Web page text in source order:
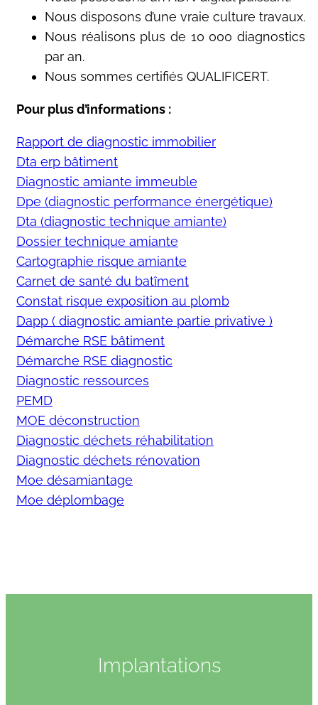
Nous disposons d’une vraie culture travaux.
Nous réalisons plus de 10 000 diagnostics
par an.
Nous sommes certifiés QUALIFICERT.
Pour plus d’informations :
Rapport de diagnostic immobilier
Dta erp bâtiment
Diagnostic amiante immeuble
Dpe (diagnostic performance énergétique)
Dta (diagnostic technique amiante)
Dossier technique amiante
Cartographie risque amiante
Carnet de santé du batîment
Constat risque exposition au plomb
Dapp ( diagnostic amiante partie privative )
Démarche RSE bâtiment
Démarche RSE diagnostic
Diagnostic ressources
PEMD
MOE déconstruction
Diagnostic déchets réhabilitation
Diagnostic déchets rénovation
Moe désamiantage
Moe déplombage
Implantations